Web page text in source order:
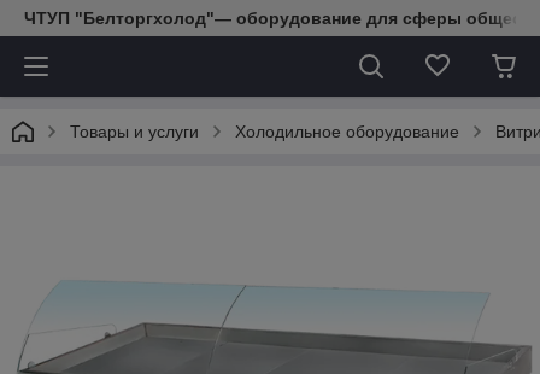
ЧТУП "Белторгхолод"— оборудование для сферы
Товары и услуги Холодильное оборудование